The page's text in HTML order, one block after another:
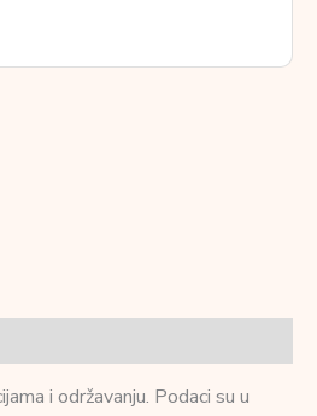
i održavanju. Podaci su u